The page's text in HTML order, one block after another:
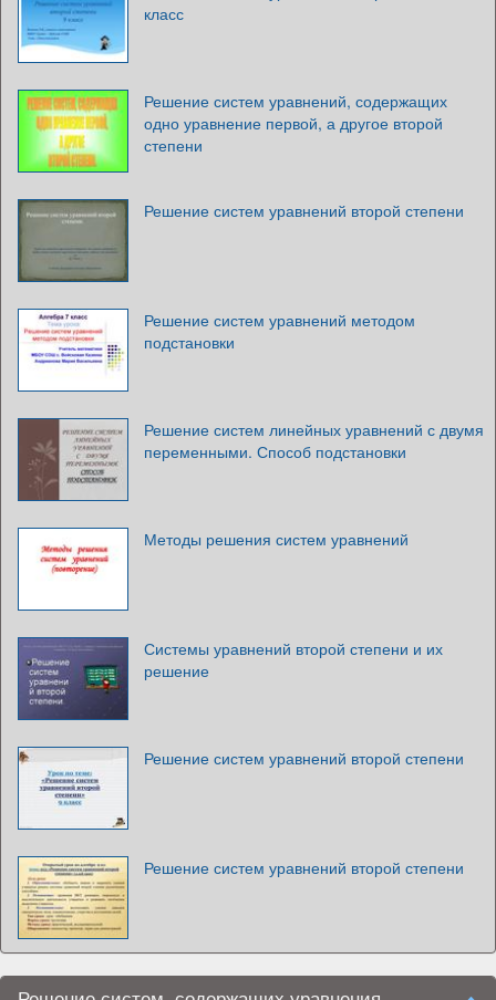
класс
Решение систем уравнений, содержащих
одно уравнение первой, а другое второй
степени
Решение систем уравнений второй степени
Решение систем уравнений методом
подстановки
Решение систем линейных уравнений с двумя
переменными. Способ подстановки
Методы решения систем уравнений
Системы уравнений второй степени и их
решение
Решение систем уравнений второй степени
Решение систем уравнений второй степени